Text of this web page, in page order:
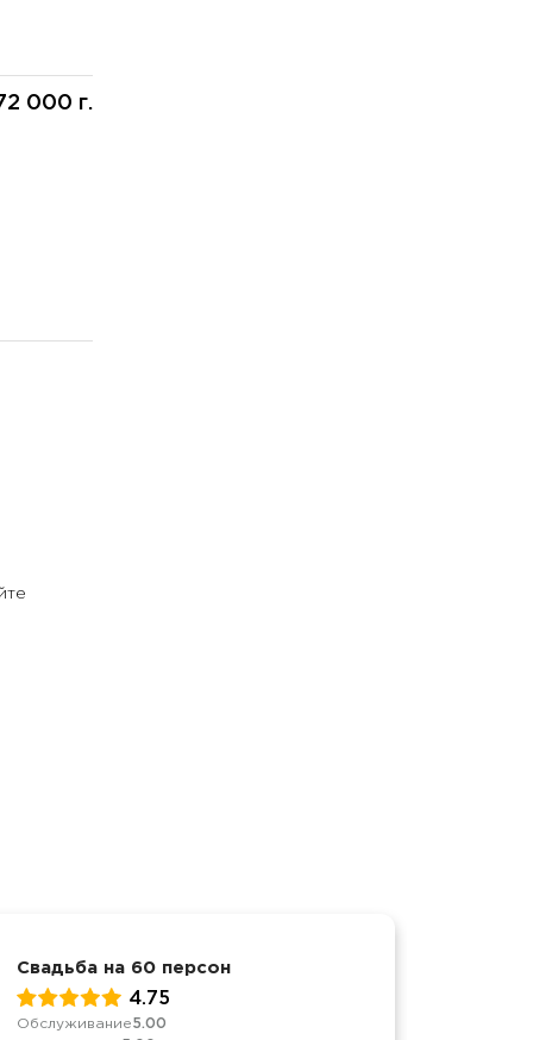
000 г.
Свадьба на 60 персон
4.75
Обслуживание5.00